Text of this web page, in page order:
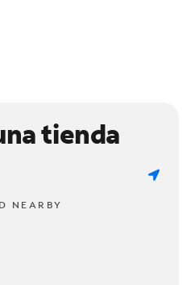
tienda
NEARBY